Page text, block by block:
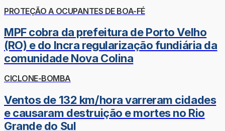
PROTEÇÃO A OCUPANTES DE BOA-FÉ
MPF cobra da prefeitura de Porto Velho
(RO) e do Incra regularização fundiária da
comunidade Nova Colina
CICLONE-BOMBA
Ventos de 132 km/hora varreram cidades
e causaram destruição e mortes no Rio
Grande do Sul